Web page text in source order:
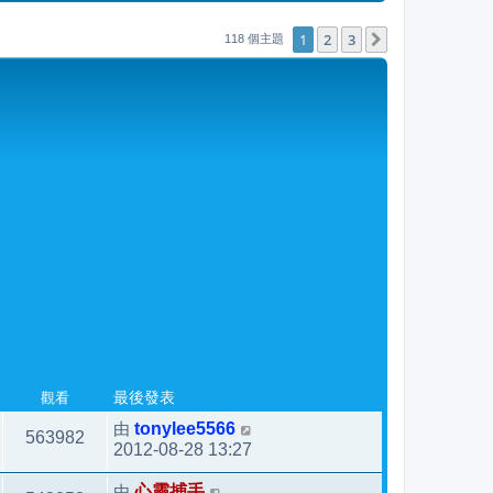
表
118 個主題 1 2 3
觀看 最後發表
563982 由 tonylee5566
2012-08-28 13:27